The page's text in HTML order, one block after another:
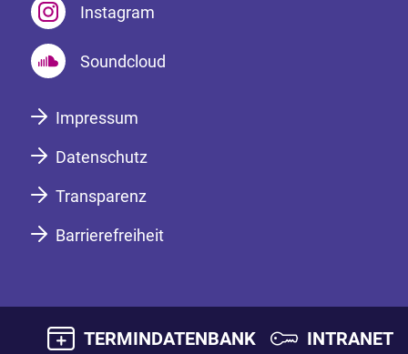
Instagram
Soundcloud
Impressum
Datenschutz
Transparenz
Barrierefreiheit
TERMINDATENBANK INTRANET